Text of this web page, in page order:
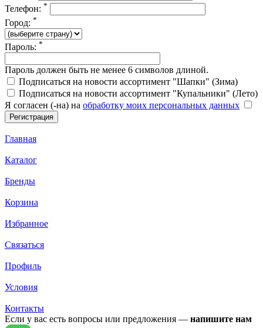
Телефон: *
Город: *
Пароль: *
Пароль должен быть не менее 6 символов длиной.
Подписаться на новости ассортимент "Шапки" (Зима)
Подписаться на новости ассортимент "Купальники" (Лето)
Я согласен (-на) на обработку моих персональных данных
Главная
Каталог
Бренды
Корзина
Избранное
Связаться
Профиль
Условия
Контакты
Если у вас есть вопросы или предложения — напишите нам